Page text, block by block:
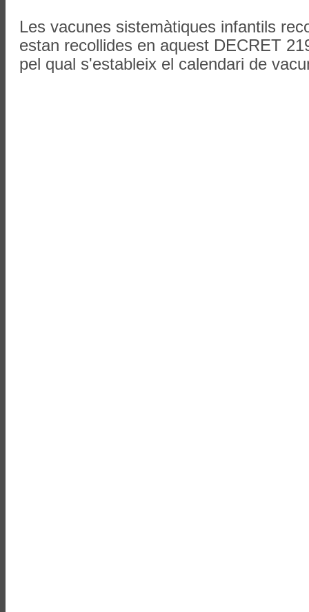
Les vacunes sistemàtiques infantils
estan recollides en aquest DECRET
pel qual s'estableix el calendari de